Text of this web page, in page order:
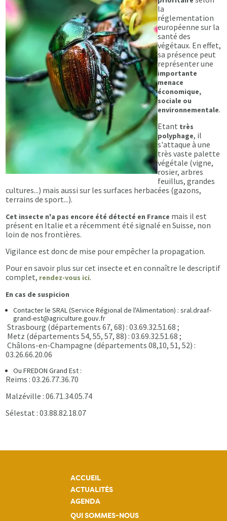
la
réglementation
européenne sur la
santé des
végétaux. En effet,
sa présence peut
représenter une
importante
menace
économique,
sociale ou
environnementale.
Etant très
polyphage, il
s'attaque à une
très vaste palette
végétale (vigne,
rosier, arbres
feuillus, grandes
cultures...) mais aussi sur les surfaces herbacées (gazons,
terrains de sport...).
Cet insecte n'a pas encore été détecté en France mais il est
présent en Italie et a récemment été signalé en Suisse, non
loin de nos frontières.
Vigilance est donc de mise pour empêcher la propagation.
Pour en savoir plus sur cet insecte et en connaître le descriptif
complet, rendez-vous ici.
En cas de suspicion
Contacter le SRAL (Service Régional de l'Alimentation) : sral.draaf-
grand-est@agriculture.gouv.fr
Strasbourg (départements 67, 68) : 03.69.32.51.68 ;
Metz (départements 54, 55, 57, 88) : 03.69.32.51.68 ;
Châlons-en-Champagne (départements 08,10, 51, 52) :
03.26.66.20.06
Ou FREDON Grand Est :
Reims : 03.26.77.36.70
Malzéville : 06.71.34.05.74
Sélestat : 03.88.82.18.07
ACCUEIL
ACTUALITÉS
AGENDA
QUI SOMMES-NOUS